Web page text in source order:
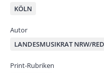
KÖLN
Autor
LANDESMUSIKRAT NRW/
Print-Rubriken